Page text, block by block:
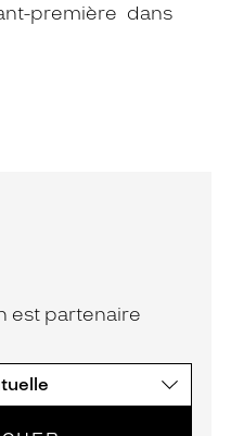
première dans
est partenaire